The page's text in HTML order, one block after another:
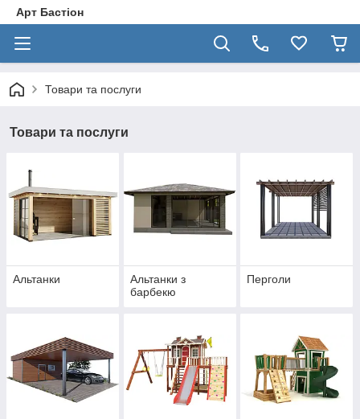
Арт Бастіон
Товари та послуги
Товари та послуги
Альтанки
Альтанки з
барбекю
Перголи